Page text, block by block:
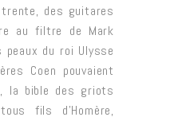
des guitares
au filtre de Mark
du roi Ulysse
Coen pouvaient
la bible des griots
fils d’Homère,